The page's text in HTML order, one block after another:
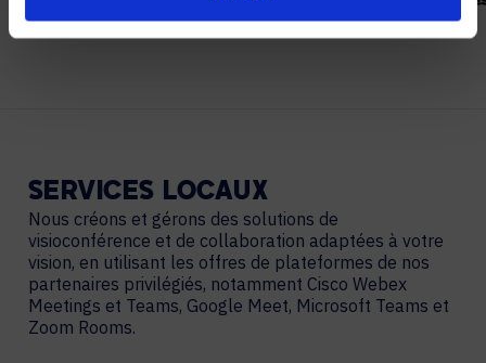
SERVICES LOCAUX
Nous créons et gérons des solutions de
visioconférence et de collaboration adaptées à votre
vision, en utilisant les offres de plateformes de nos
partenaires privilégiés, notamment Cisco Webex
Meetings et Teams, Google Meet, Microsoft Teams et
Zoom Rooms.